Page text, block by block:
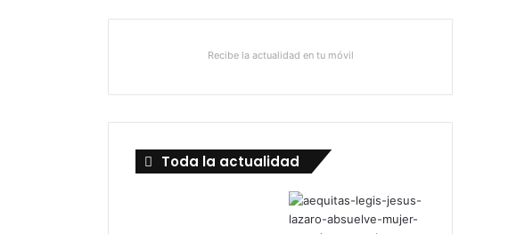
Recibe la actualidad en tu móvil
Toda la actualidad